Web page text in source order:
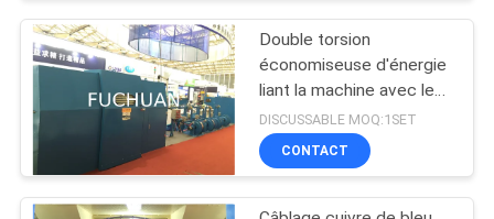
de fil
42
Double torsion
économiseuse d'énergie
liant la machine avec le
frein électromagnétique
DISCUSSABLE MOQ:1SET
CONTACT